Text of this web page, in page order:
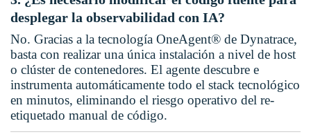
desplegar la observabilidad con IA?
No. Gracias a la tecnología OneAgent® de Dynatrace,
basta con realizar una única instalación a nivel de host
o clúster de contenedores. El agente descubre e
instrumenta automáticamente todo el stack tecnológico
en minutos, eliminando el riesgo operativo del re-
etiquetado manual de código.